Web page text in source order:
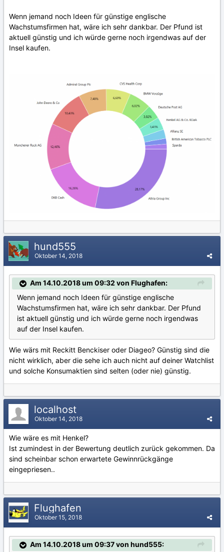
Wenn jemand noch Ideen für günstige englische
Wachstumsfirmen hat, wäre ich sehr dankbar. Der Pfund ist
aktuell günstig und ich würde gerne noch irgendwas auf der
Insel kaufen.
hund555
Oktober 14, 2018
Am 14.10.2018 um 09:32 von Flughafen:
Wenn jemand noch Ideen für günstige englische
Wachstumsfirmen hat, wäre ich sehr dankbar. Der Pfund
ist aktuell günstig und ich würde gerne noch irgendwas
auf der Insel kaufen.
Wie wärs mit Reckitt Benckiser oder Diageo? Günstig sind die
nicht wirklich, aber die sehe ich auch nicht auf deiner Watchlist
und solche Konsumaktien sind selten (oder nie) günstig.
localhost
Oktober 14, 2018
Wie wäre es mit Henkel?
Ist zumindest in der Bewertung deutlich zurück gekommen. Da
sind scheinbar schon erwartete Gewinnrückgänge
eingepriesen..
Flughafen
Oktober 15, 2018
Am 14.10.2018 um 09:37 von hund555: